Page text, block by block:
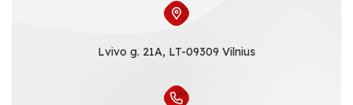
Lvivo g. 21A, LT-09309 Vilnius